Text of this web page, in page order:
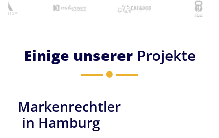
Einige unsererProjekte
Markenrechtler
in Hamburg